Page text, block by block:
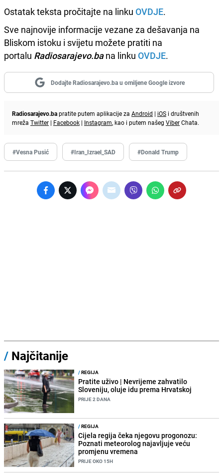
Ostatak teksta pročitajte na linku OVDJE.
Sve najnovije informacije vezane za dešavanja na
Bliskom istoku i svijetu možete pratiti na
portalu Radiosarajevo.bana linku OVDJE.
Dodajte Radiosarajevo.ba u omiljene Google izvore
Radiosarajevo.bapratite putem aplikacije za Android | iOS i društvenih
mreža Twitter | Facebook | Instagram, kao i putem našeg ViberChata.
#Vesna Pusić #Iran_Izrael_SAD #Donald Trump
/ Najčitanije
/REGIJA
Pratite uživo | Nevrijeme zahvatilo
Sloveniju, oluje idu prema Hrvatskoj
PRIJE 2 DANA
/REGIJA
Cijela regija čeka njegovu progonozu:
Poznati meteorolog najavljuje veću
promjenu vremena
PRIJE OKO 15H